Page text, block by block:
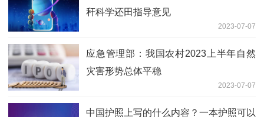
秆科学还田指导意见
2023-07-07
应急管理部：我国农村2023上半年自然
灾害形势总体平稳
2023-07-07
中国护照上写的什么内容？一本护照可以